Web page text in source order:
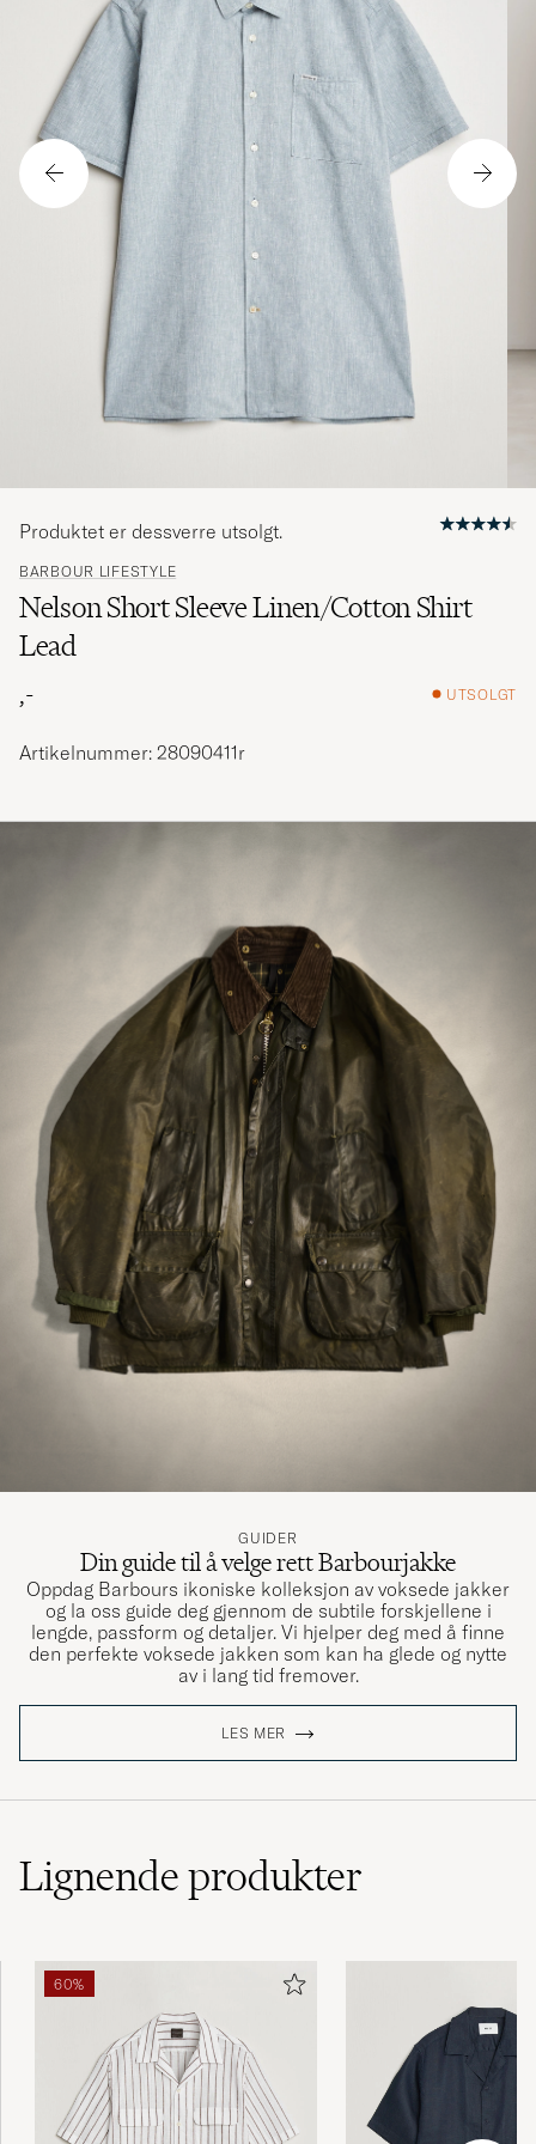
BARBOUR LIFESTYLE
Nelson Short Sleeve Linen/Cotton Shirt
Lead
,-
UTSOLGT
Produktet er dessverre utsolgt.
Artikelnummer: 28090411r
GUIDER
Din guide til å velge rett Barbourjakke
Oppdag Barbours ikoniske kolleksjon av voksede jakker
og la oss guide deg gjennom de subtile forskjellene i
lengde, passform og detaljer. Vi hjelper deg med å finne
den perfekte voksede jakken som kan ha glede og nytte
av i lang tid fremover.
LES MER
Lignendeprodukter
60%